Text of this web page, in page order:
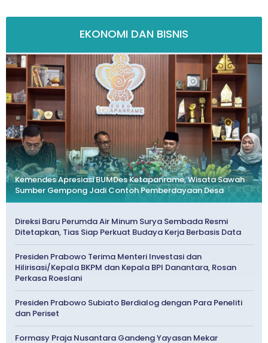
EKONOMI DAN BISNIS
Kemendes Apresiasi BUMDes Ketapanrame, Wisata Sawah
Sumber Gempong Jadi Contoh Pemberdayaan Desa
Direksi Baru Perumda Air Minum Surya Sembada Resmi
Ditetapkan, Tias Siap Perkuat Budaya Kerja Berbasis Data
Presiden Prabowo Terima Menteri Investasi dan
Hilirisasi/Kepala BKPM dan Kepala BPI Danantara, Rosan
Perkasa Roeslani
Presiden Prabowo Subiato Berdialog dengan Para Peneliti
dan Periset
Formasy Praja Nusantara Gandeng Yayasan Mekar